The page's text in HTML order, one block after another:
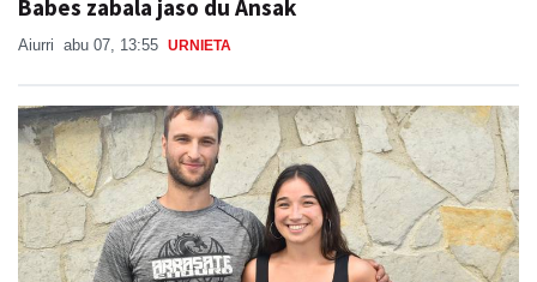
Babes zabala jaso du Ansak
Aiurri abu 07, 13:55 URNIETA